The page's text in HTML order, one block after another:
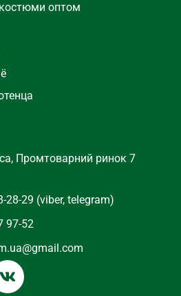
оптом
Промтоварний ринок 7
28-29 (viber, telegram)
97-52